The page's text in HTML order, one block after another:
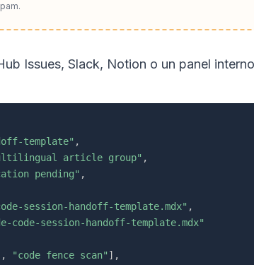
Issues, Slack, Notion o un panel
template" ,
article group" ,
pending" ,
session-handoff-template.mdx" ,
session-handoff-template.mdx"
, "code fence scan" ] ,